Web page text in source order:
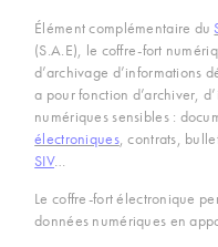
Élément complémentaire du
(S.A.E), le coffre-fort
d’archivage d’informations
a pour fonction d’archiver,
numériques sensibles :
électroniques, contrats,
SIV…
Le coffre-fort électronique
données numériques en